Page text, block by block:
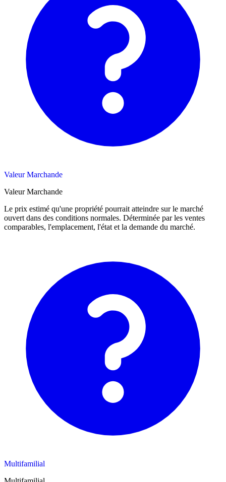
Valeur Marchande
Valeur Marchande
Le prix estimé qu'une propriété pourrait atteindre sur le marché
ouvert dans des conditions normales. Déterminée par les ventes
comparables, l'emplacement, l'état et la demande du marché.
Multifamilial